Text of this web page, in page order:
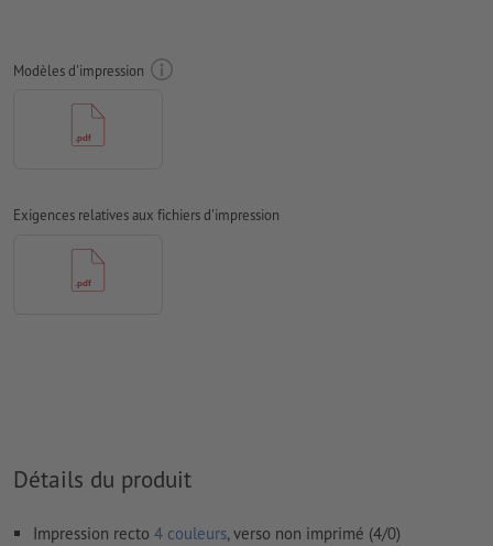
importantes à une distance de min. 4 mm du format final
doivent être vectorisés
Nous ne vérifions pas les fautes d'orthographe et de syntaxe
Nous ne vérifions pas les
Modèles d'impression
Exigences relatives aux fichiers d'impression
Détails du produit
Impression recto 4 couleurs, verso non imprimé (4/0)